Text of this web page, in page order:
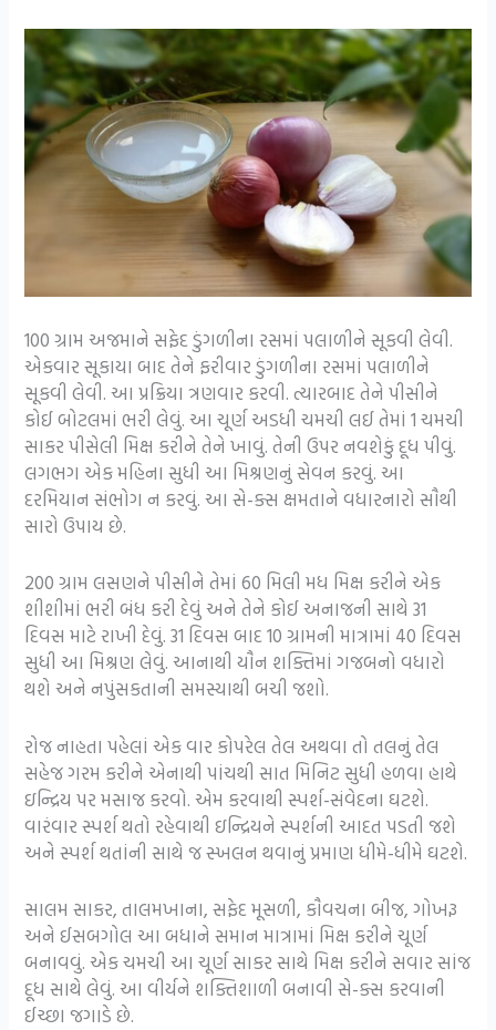
100 ગ્રામ અજમાને સફેદ ડુંગળીના રસમાં પલાળીને સૂકવી લેવી.
એકવાર સૂકાયા બાદ તેને ફરીવાર ડુંગળીના રસમાં પલાળીને
સૂકવી લેવી. આ પ્રક્રિયા ત્રણવાર કરવી. ત્યારબાદ તેને પીસીને
કોઈ બોટલમાં ભરી લેવું. આ ચૂર્ણ અડધી ચમચી લઈ તેમાં 1 ચમચી
સાકર પીસેલી મિક્ષ કરીને તેને ખાવું. તેની ઉપર નવશેકું દૂધ પીવું.
લગભગ એક મહિના સુધી આ મિશ્રણનું સેવન કરવું. આ
દરમિયાન સંભોગ ન કરવું. આ સે-ક્સ ક્ષમતાને વધારનારો સૌથી
સારો ઉપાય છે.
200 ગ્રામ લસણને પીસીને તેમાં 60 મિલી મધ મિક્ષ કરીને એક
શીશીમાં ભરી બંધ કરી દેવું અને તેને કોઈ અનાજની સાથે 31
દિવસ માટે રાખી દેવું. 31 દિવસ બાદ 10 ગ્રામની માત્રામાં 40 દિવસ
સુધી આ મિશ્રણ લેવું. આનાથી યૌન શક્તિમાં ગજબનો વધારો
થશે અને નપુંસકતાની સમસ્યાથી બચી જશો.
રોજ નાહતા પહેલાં એક વાર કોપરેલ તેલ અથવા તો તલનું તેલ
સહેજ ગરમ કરીને એનાથી પાંચથી સાત મિનિટ સુધી હળવા હાથે
ઇન્દ્રિય પર મસાજ કરવો. એમ કરવાથી સ્પર્શ-સંવેદના ઘટશે.
વારંવાર સ્પર્શ થતો રહેવાથી ઇન્દ્રિયને સ્પર્શની આદત પડતી જશે
અને સ્પર્શ થતાંની સાથે જ સ્ખલન થવાનું પ્રમાણ ધીમે-ધીમે ઘટશે.
સાલમ સાકર, તાલમખાના, સફેદ મૂસળી, કૌવચના બીજ, ગોખરૂ
અને ઈસબગોલ આ બધાને સમાન માત્રામાં મિક્ષ કરીને ચૂર્ણ
બનાવવું. એક ચમચી આ ચૂર્ણ સાકર સાથે મિક્ષ કરીને સવાર સાંજ
દૂધ સાથે લેવું. આ વીર્યને શક્તિશાળી બનાવી સે-ક્સ કરવાની
ઈચ્છા જગાડે છે.